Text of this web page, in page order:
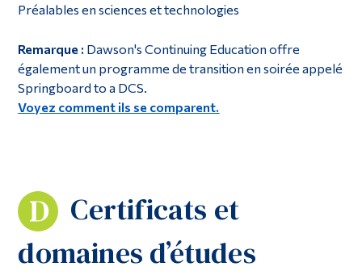
Préalables en sciences et technologies
Remarque : Dawson's Continuing Education offre
également un programme de transition en soirée appelé
Springboard to a DCS.
Voyez comment ils se comparent.
Certificats et
domaines d’études